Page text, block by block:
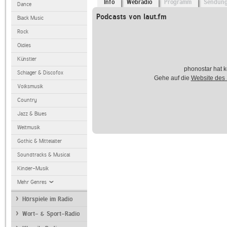
Dance
Black Music
Rock
Oldies
Künstler
Schlager & Discofox
Volksmusik
Country
Jazz & Blues
Weltmusik
Gothic & Mittelalter
Soundtracks & Musical
Kinder-Musik
Mehr Genres
Hörspiele im Radio
Wort- & Sport-Radio
Info Webradio Programm
Podcasts von laut.fm
phonostar hat
Gehe auf die Website des